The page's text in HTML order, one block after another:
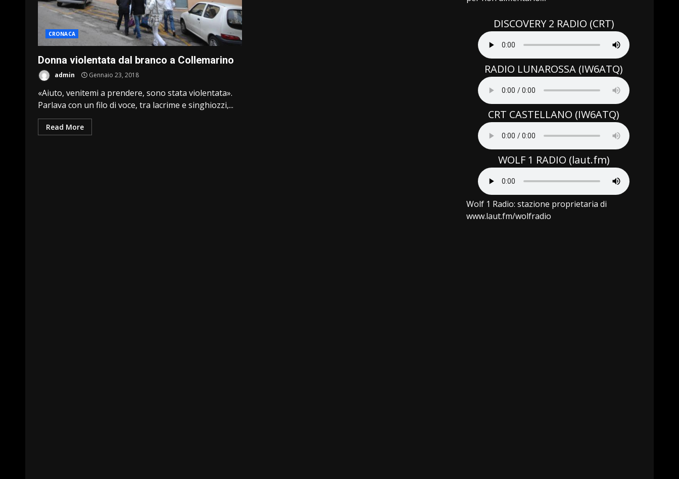
CRONACA
Donna violentata dal branco a Collemarino
admin Gennaio 23, 2018
«Aiuto, venitemi a prendere, sono stata violentata».
Parlava con un filo di voce, tra lacrime e singhiozzi,...
Read More
DISCOVERY 2 RADIO (CRT)
RADIO LUNAROSSA (IW6ATQ)
CRT CASTELLANO (IW6ATQ)
WOLF 1 RADIO (laut.fm)
Wolf 1 Radio: stazione proprietaria di
www.laut.fm/wolfradio